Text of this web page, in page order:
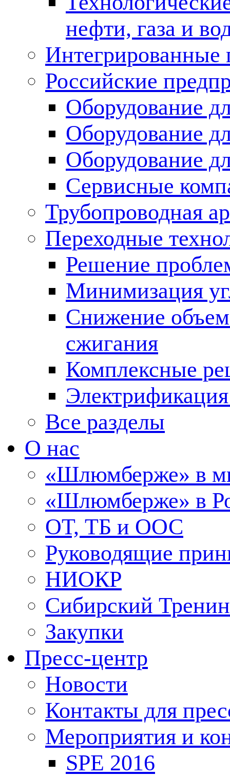
нефти, газа и
Российские
Оборудование
Оборудование
Оборудование
Сервисные
Трубопроводная
Переходные
Решение
Минимизация
Снижение
сжигания
Комплексные
Все разделы
О нас
«Шлюмберже» в
«Шлюмберже» в
ОТ, ТБ и ООС
Руководящие
НИОКР
Сибирский
Закупки
Пресс-центр
Новости
Контакты для
Мероприятия и
SPE 2016